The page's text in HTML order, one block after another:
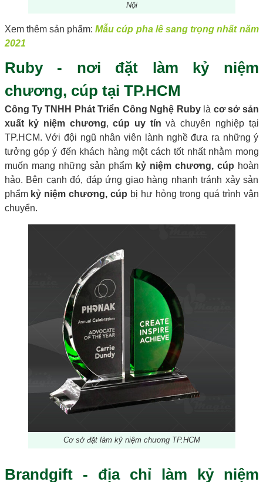
Nội
Xem thêm sản phẩm:Mẫu cúp pha lê sang trọng nhất năm
2021
Ruby - nơi đặt làm kỷ niệm
chương, cúp tại TP.HCM
Công Ty TNHH Phát Triển Công Nghệ Rubylà cơ sở sản
xuất kỷ niệm chương,cúp uy tín và chuyên nghiệp tại
TP.HCM. Với đội ngũ nhân viên lành nghề đưa ra những ý
tưởng góp ý đến khách hàng một cách tốt nhất nhằm mong
muốn mang những sản phẩm kỷ niệm chương, cúp hoàn
hảo. Bên cạnh đó, đáp ứng giao hàng nhanh tránh xảy sản
phẩm kỷ niệm chương, cúp bị hư hỏng trong quá trình vận
chuyển.
Cơ sở đặt làm kỷ niệm chương TP.HCM
Brandgift - địa chỉ làm kỷ niệm